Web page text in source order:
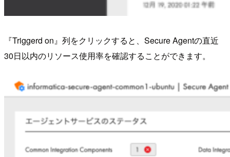
『Triggerd on』列をクリックすると、Secure Agentの直近
30日以内のリソース使用率を確認することができます。